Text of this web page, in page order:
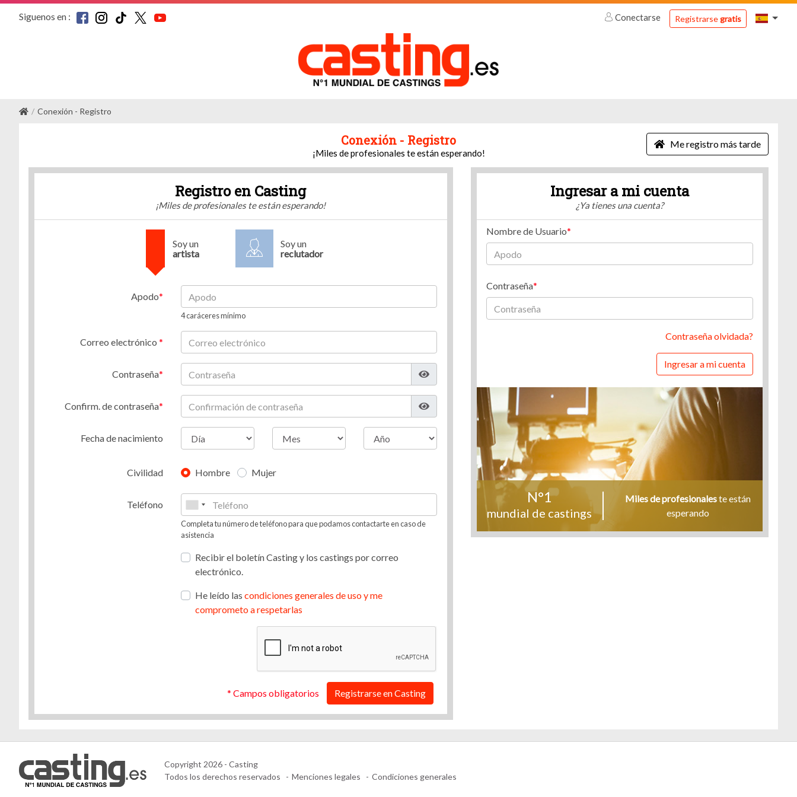
Siguenos en : Conectarse Registrarsegratis
Conexión - Registro
Conexión - Registro
¡Miles de profesionales te están esperando!
Me registro más tarde
Registro en Casting
¡Miles de profesionales te están esperando!
Soy un
artista
Soy un
reclutador
Apodo
4 caráceres mínimo
Correo electrónico
Contraseña
Confirm. de contraseña
Fecha de nacimiento
Civilidad Hombre Mujer
Teléfono
Completa tu número de teléfono para que podamos contactarte en caso de
asistencia
Recibir el boletín Casting y los castings por correo
electrónico.
He leído lascondiciones generales de uso y me
comprometo a respetarlas
* Campos obligatorios Registrarse en Casting
Ingresar a mi cuenta
¿Ya tienes una cuenta?
Nombre de Usuario
Contraseña
Contraseña olvidada?
Ingresar a mi cuenta
N°1
mundial de castings
Miles de profesionaleste están
esperando
Copyright 2026 - Casting
Todos los derechos reservados
Menciones legales Condiciones generales
Medición de audiencia
NO, GRACIAS
CONFIGURAR
COOKIES
ACEPTAR TODO
Y CONTINUAR